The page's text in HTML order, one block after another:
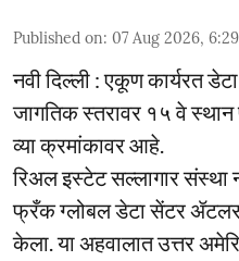
Published on: 07 Aug 2026,
नवी दिल्ली : एकूण कार्यरत
जागतिक स्तरावर १५ वे
व्या क्रमांकावर आहे.
रिअल इस्टेट सल्लागार संस्था
फ्रँक ग्लोबल डेटा सेंटर
केला. या अहवालात उत्तर